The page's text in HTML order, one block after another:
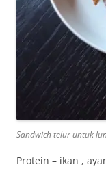
Sandwich telur untuk
Protein – ikan ,